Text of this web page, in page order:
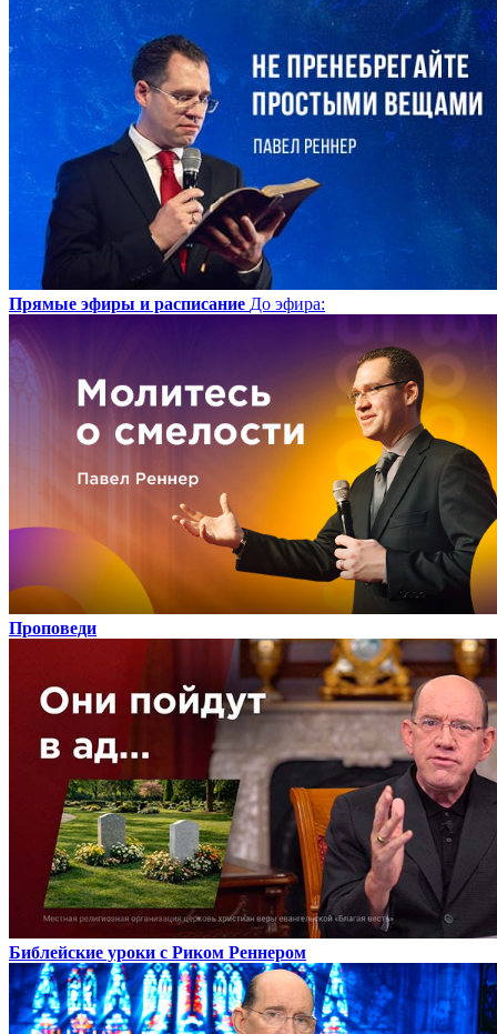
Прямые эфиры и расписание До эфира:
Проповеди
Библейские уроки с Риком Реннером